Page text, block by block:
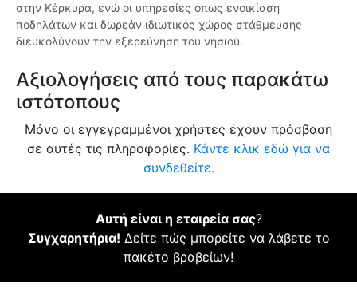
στην Κέρκυρα, ενώ οι υπηρεσίες όπως ενοικίαση
ποδηλάτων και δωρεάν ιδιωτικός χώρος στάθμευσης
διευκολύνουν την εξερεύνηση του νησιού.
Αξιολογήσεις από τους παρακάτω
ιστότοπους
Μόνο οι εγγεγραμμένοι χρήστες έχουν πρόσβαση
σε αυτές τις πληροφορίες. Κάντε κλικ εδώ για να
συνδεθείτε.
Αυτή είναι η εταιρεία σας?
Συγχαρητήρια! Δείτε πώς μπορείτε να λάβετε το
πακέτο βραβείων!